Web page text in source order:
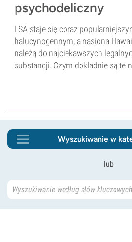
psychodeliczny
LSA staje się coraz
halucynogennym, a nasiona
należą do najciekawszych
substancji. Czym dokładnie są te
Wyszukiwanie w
lub